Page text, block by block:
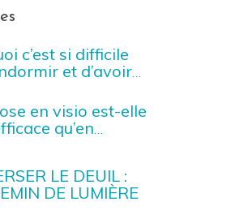
c’est si difficile
et d’avoir
?
en visio est-elle
qu’en
LE DEUIL :
DE LUMIÈRE